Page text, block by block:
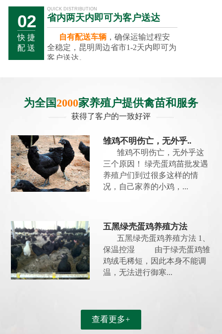
02
快 捷
配 送
QUICK DISTRIBUTION
省内两天内即可为客户送达
自有配送车辆 ，确保运输过程安
全稳定，昆明周边省市1-2天内即可为
客户送达。
为全国2000家养殖户提供禽苗和服务
获得了客户的一致好评
雏鸡不明伤亡，无外乎..
雏鸡不明伤亡，无外乎这
三个原因！ 绿壳蛋鸡苗批发遇
养殖户们到过很多这样的情
况，自己家养的小鸡，...
五黑绿壳蛋鸡养殖方法
五黑绿壳蛋鸡养殖方法 1、
保温控湿 由于绿壳蛋鸡雏
鸡绒毛稀短，因此本身不能调
温，无法进行御寒...
查看更多+